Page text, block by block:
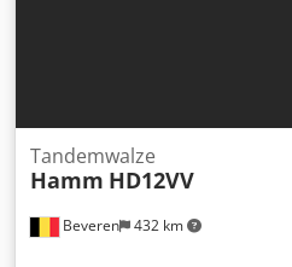
Beveren 432 km
Tandemwalze
Hamm HD12VV